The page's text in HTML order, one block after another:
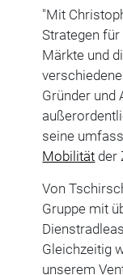
"Mit
Strategen
Märkte und
Gründer und
seine
Mobilität der
Von
Gruppe mit
Gleichzeitig
unserem